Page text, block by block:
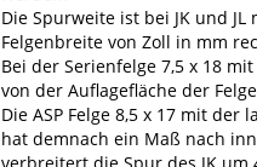
Die Spurweite ist bei JK und
Felgenbreite von Zoll in mm
Bei der Serienfelge 7,5 x 18
von der Auflagefläche der
Die ASP Felge 8,5 x 17 mit der
hat demnach ein Maß nach